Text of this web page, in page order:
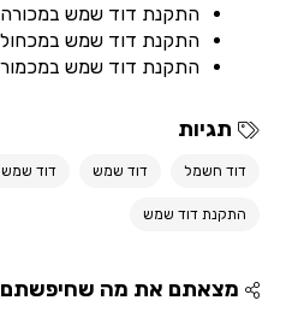
התקנת דוד שמש במכורה
התקנת דוד שמש במכחול
התקנת דוד שמש
תגיות
דוד חשמל דוד שמש דוד שמש
התקנת דוד שמש
מצאתם את מה